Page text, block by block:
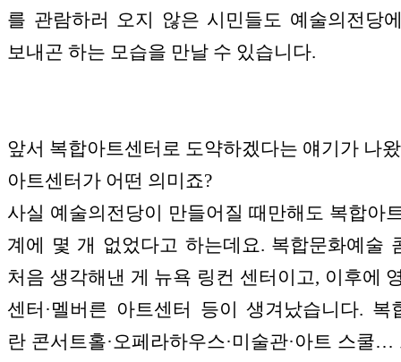
를 관람하러 오지 않은 시민들도 예술의전당
보내곤 하는 모습을 만날 수 있습니다.
앞서 복합아트센터로 도약하겠다는 얘기가 나
아트센터가 어떤 의미죠?
사실 예술의전당이 만들어질 때만해도 복합아
계에 몇 개 없었다고 하는데요. 복합문화예술
처음 생각해낸 게 뉴욕 링컨 센터이고, 이후에
센터·멜버른 아트센터 등이 생겨났습니다. 복
란 콘서트홀·오페라하우스·미술관·아트 스쿨…